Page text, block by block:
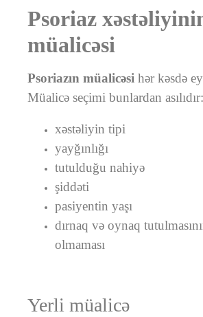
Psoriaz
müalicəsi
Psoriazın müalicəsi hər kəsdə
Müalicə seçimi bunlardan asılıdır:
xəstəliyin tipi
yayğınlığı
tutulduğu nahiyə
şiddəti
pasiyentin yaşı
dırnaq və oynaq
olmaması
Yerli müalicə